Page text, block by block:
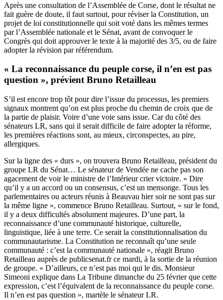
Après une consultation de l’Assemblée de Corse, dont le résultat ne
fait guère de doute, il faut surtout, pour réviser la Constitution, un
projet de loi constitutionnelle qui soit voté dans les mêmes termes
par l’Assemblée nationale et le Sénat, avant de convoquer le
Congrès qui doit approuver le texte à la majorité des 3/5, ou de faire
adopter la révision par référendum.
« La reconnaissance du peuple corse, il n’en est pas
question », prévient Bruno Retailleau
S’il est encore trop tôt pour dire l’issue du processus, les premiers
signaux montrent qu’on est plus proche du chemin de croix que de
la partie de plaisir. Voire d’une voie sans issue. Car du côté des
sénateurs LR, sans qui il serait difficile de faire adopter la réforme,
les premières réactions sont, au mieux, circonspectes, au pire,
allergiques.
Sur la ligne des « durs », on trouvera Bruno Retailleau, président du
groupe LR du Sénat… Le sénateur de Vendée ne cache pas son
agacement de voir le ministre de l’Intérieur crier victoire. « Dire
qu’il y a un accord ou un consensus, c’est un mensonge. Tous les
parlementaires ou acteurs réunis à Beauvau hier soir ne sont pas sur
la même ligne », commence Bruno Retailleau. Surtout, « sur le fond,
il y a deux difficultés absolument majeures. D’une part, la
reconnaissance d’une communauté historique, culturelle,
linguistique, liée à une terre. Ce serait la constitutionnalisation du
communautarisme. La Constitution ne reconnaît qu’une seule
communauté : c’est la communauté nationale », réagit Bruno
Retailleau auprès de publicsenat.fr ce mardi, à la sortie de la réunion
de groupe. « D’ailleurs, ce n’est pas moi qui le dis. Monsieur
Simeoni explique dans La Tribune dimanche du 25 février que cette
expression, c’est l’équivalent de la reconnaissance du peuple corse.
Il n’en est pas question », martèle le sénateur LR.